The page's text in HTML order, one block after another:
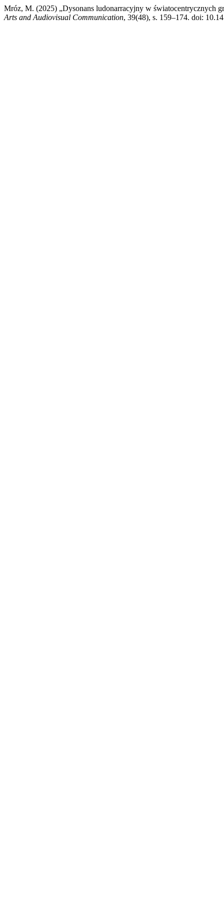
Mróz, M. (2025) „Dysonans ludonarracyjny w światocentrycznych
Arts and Audiovisual Communication, 39(48), s. 159–174. doi: